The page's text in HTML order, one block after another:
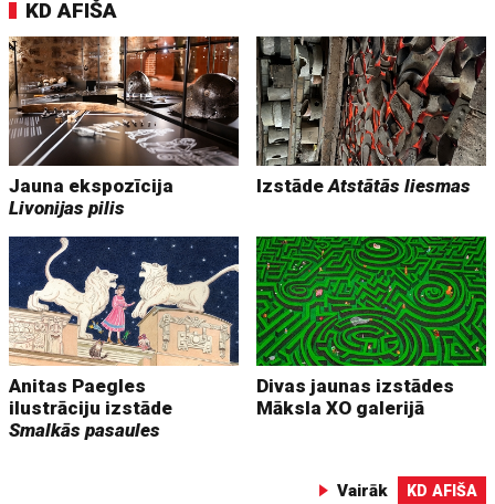
KD AFIŠA
Jauna ekspozīcija
Livonijas pilis
IzstādeAtstātās liesmas
Anitas Paegles
ilustrāciju izstāde
Smalkās pasaules
Divas jaunas izstādes
Māksla XO galerijā
Vairāk KD AFIŠA